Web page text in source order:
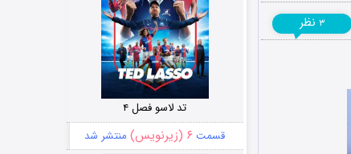
۳ نظر
تد لاسو فصل ۴
قسمت ۶ (زیرنویس) منتشر شد